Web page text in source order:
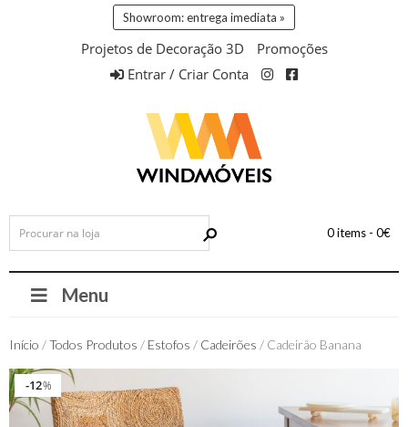
Showroom: entrega imediata »
Projetos de Decoração 3D
Promoções
Entrar / Criar Conta
0 items - 0€
Menu
Início /Todos Produtos / Estofos / Cadeirões / Cadeirão Banana
%
12%
12